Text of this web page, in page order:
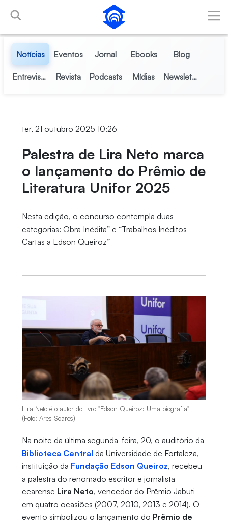
Pular para o Conteúdo principal
Notícias Eventos Jornal Ebooks Blog
Entrevistas Revista Podcasts Mídias Newsletter
ter, 21 outubro 2025 10:26
Palestra de Lira Neto marca
o lançamento do Prêmio de
Literatura Unifor 2025
Nesta edição, o concurso contempla duas
categorias: Obra Inédita” e “Trabalhos Inéditos –
Cartas a Edson Queiroz”
Lira Neto é o autor do livro "Edson Queiroz: Uma biografia"
(Foto: Ares Soares)
Na noite da última segunda-feira, 20, o auditório da
Biblioteca Central da Universidade de Fortaleza,
instituição da Fundação Edson Queiroz, recebeu
a palestra do renomado escritor e jornalista
cearense Lira Neto, vencedor do Prêmio Jabuti
em quatro ocasiões (2007, 2010, 2013 e 2014). O
evento simbolizou o lançamento do Prêmio de